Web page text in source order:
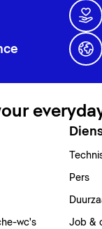
wc's
Pers
Job &